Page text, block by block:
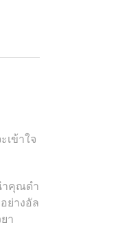
ข้าใจ
ำคุณดำ
ย่างอัล
า